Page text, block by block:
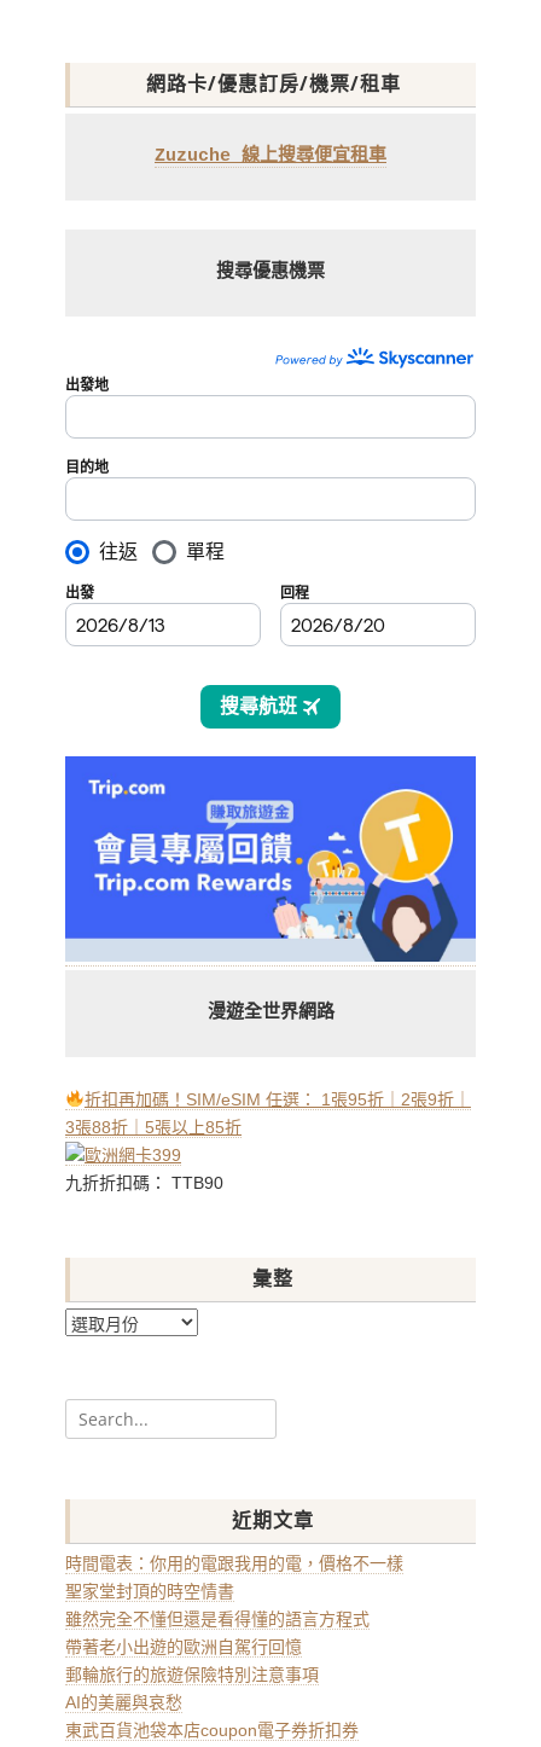
網路卡/優惠訂房/機票/租車
Zuzuche 線上搜尋便宜租車
搜尋優惠機票
漫遊全世界網路
折扣再加碼！SIM/eSIM 任選： 1張95折｜2張9折｜
3張88折｜5張以上85折
九折折扣碼： TTB90
彙整
彙
Search
for:
近期文章
時間電表：你用的電跟我用的電，價格不一樣
聖家堂封頂的時空情書
雖然完全不懂但還是看得懂的語言方程式
帶著老小出遊的歐洲自駕行回憶
郵輪旅行的旅遊保險特別注意事項
AI的美麗與哀愁
東武百貨池袋本店coupon電子券折扣券